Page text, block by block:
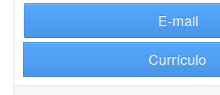
E-mail
Currículo